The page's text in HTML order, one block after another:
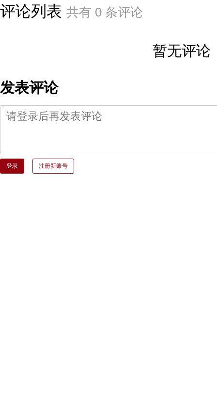
评论列表 共有 0 条评论
暂无评论
发表评论
登录 注册新账号